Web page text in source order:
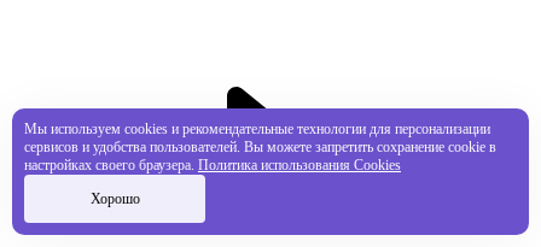
Мы используем cookies и рекомендательные технологии для персонализации
сервисов и удобства пользователей. Вы можете запретить сохранение cookie в
настройках своего браузера. Политика использования Cookies
Хорошо